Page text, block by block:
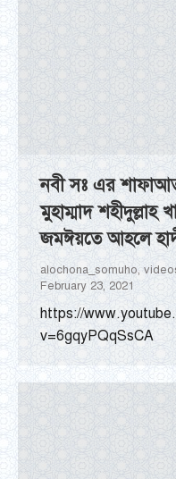
নবী সঃ এর
মুহাম্মাদ শহীদুল্লাহ
জমঈয়তে আহলে
alochona_somuho,
February 23, 2021
https://
v=6gqyPQqSsCA